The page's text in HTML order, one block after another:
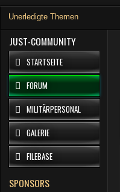
Unerledigte Themen
JUST-COMMUNITY
STARTSEITE
FORUM
MILITÄRPERSONAL
GALERIE
FILEBASE
SPONSORS